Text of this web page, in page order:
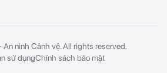
ninh Cảnh vệ. All rights reserved.
sử dụngChính sách bảo mật